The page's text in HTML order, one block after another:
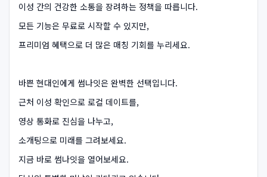
이성 간의 건강한 소통을 장려하는 정책을 따릅니다.
모든 기능은 무료로 시작할 수 있지만,
프리미엄 혜택으로 더 많은 매칭 기회를 누리세요.
바쁜 현대인에게 썸나잇은 완벽한 선택입니다.
근처 이성 확인으로 로컬 데이트를,
영상 통화로 진심을 나누고,
소개팅으로 미래를 그려보세요.
지금 바로 썸나잇을 열어보세요.